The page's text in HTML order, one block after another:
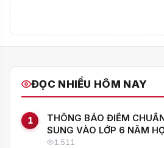
ĐỌC NHIỀU HÔM NAY
1
THÔNG BÁO ĐIỂM
SUNG VÀO LỚP 6 NĂM
1.511